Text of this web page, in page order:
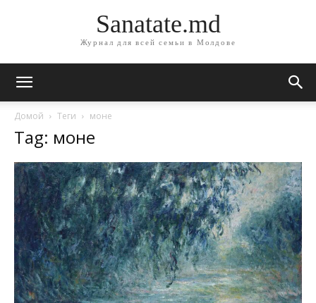
Sanatate.md
Журнал для всей семьи в Молдове
Домой Теги моне
Tag: моне